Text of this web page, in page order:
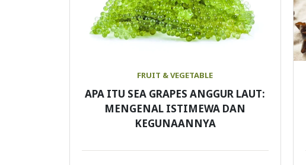
FRUIT & VEGETABLE
APA ITU SEA GRAPES ANGGUR LAUT:
MENGENAL ISTIMEWA DAN
KEGUNAANNYA